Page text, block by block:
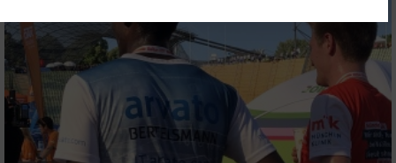
Website/App.
Partnerliste anzeigen (1 IAB-Anbieter)
Wir nutzen Ihre Daten für folgende Zwecke:
IAB-Verarbeitungszwecke:
Speichern von oder Zugriff auf Informationen
auf einem Endgerät